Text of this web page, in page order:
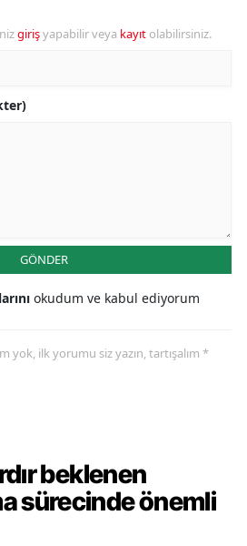
girişyapabilir veya kayıt olabilirsiniz.
GÖNDER
okudum ve kabul ediyorum
yok, ilk yorumu siz yazın, tartışalım *
beklenen
sürecinde önemli